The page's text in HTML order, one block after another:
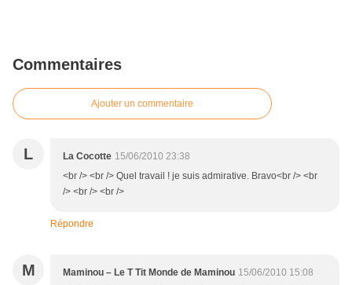
Commentaires
Ajouter un commentaire
L La Cocotte 15/06/2010 23:38
<br /> <br /> Quel travail ! je suis admirative. Bravo<br /> <br
/> <br /> <br />
Répondre
M Maminou – Le T Tit Monde de Maminou 15/06/2010 15:08